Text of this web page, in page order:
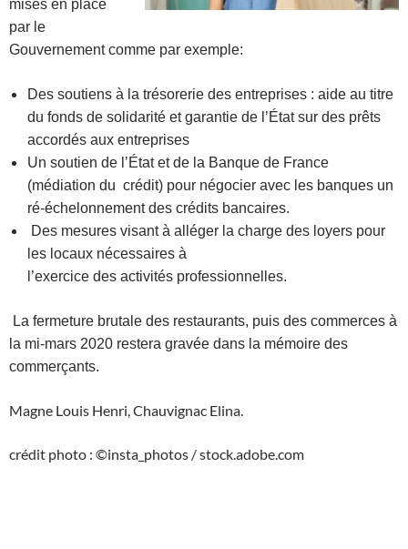
mises en place
par le
Gouvernement comme par exemple:
Des soutiens à la trésorerie des entreprises : aide au titre
du fonds de solidarité et garantie de l’État sur des prêts
accordés aux entreprises
Un soutien de l’État et de la Banque de France
(médiation du crédit) pour négocier avec les banques un
ré-échelonnement des crédits bancaires.
Des mesures visant à alléger la charge des loyers pour
les locaux nécessaires à
l’exercice des activités professionnelles.
La fermeture brutale des restaurants, puis des commerces à
la mi-mars 2020 restera gravée dans la mémoire des
commerçants.
Magne Louis Henri, Chauvignac Elina.
crédit photo : ©insta_photos / stock.adobe.com